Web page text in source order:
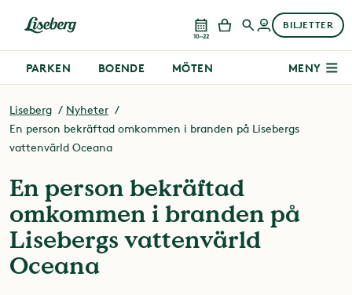
10–22
BILJETTER
PARKEN BOENDE MÖTEN MENY
Liseberg
Nyheter
En person bekräftad omkommen i branden på Lisebergs
vattenvärld Oceana
En person bekräftad
omkommen i branden på
Lisebergs vattenvärld
Oceana